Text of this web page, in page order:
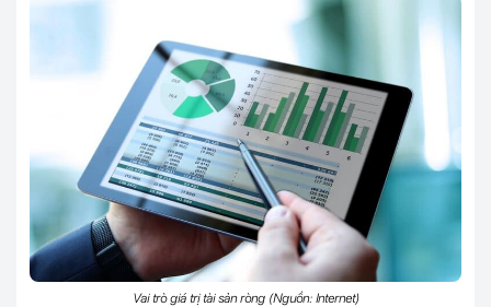
Vai trò giá trị tài sản ròng (Nguồn: Internet)